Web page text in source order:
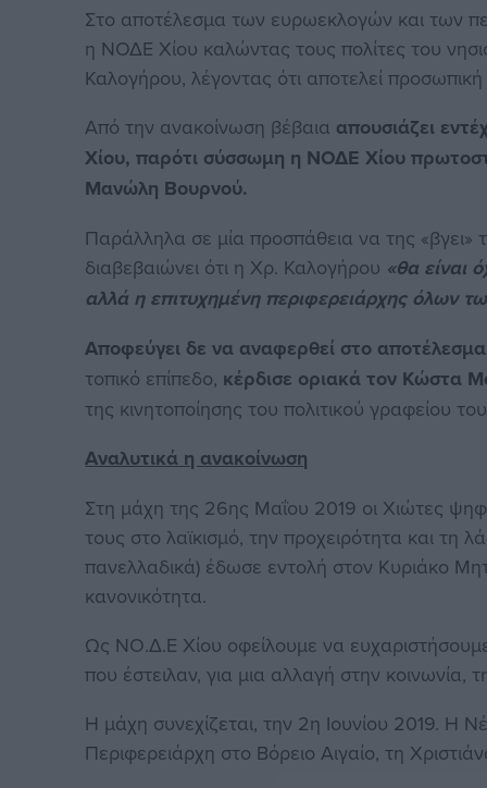
Στο αποτέλεσμα των ευρωεκλογών και των
η ΝΟΔΕ Χίου καλώντας τους πολίτες του
Καλογήρου, λέγοντας ότι αποτελεί
Από την ανακοίνωση βέβαια απουσιάζει
Χίου, παρότι σύσσωμη η ΝΟΔΕ Χίου
Μανώλη Βουρνού.
Παράλληλα σε μία προσπάθεια να της «βγει»
διαβεβαιώνει ότι η Χρ. Καλογήρου «θα είναι
αλλά η επιτυχημένη περιφερειάρχης όλων
Αποφεύγει δε να αναφερθεί στο
τοπικό επίπεδο, κέρδισε οριακά τον Κώστα
της κινητοποίησης του πολιτικού γραφείου
Αναλυτικά η ανακοίνωση
Στη μάχη της 26ης Μαΐου 2019 οι Χιώτες
τους στο λαϊκισμό, την προχειρότητα και τη
πανελλαδικά) έδωσε εντολή στον Κυριάκο
κανονικότητα.
Ως ΝΟ.Δ.Ε Χίου οφείλουμε να
που έστειλαν, για μια αλλαγή στην κοινωνία,
Η μάχη συνεχίζεται, την 2η Ιουνίου 2019. Η
Περιφερειάρχη στο Βόρειο Αιγαίο, τη